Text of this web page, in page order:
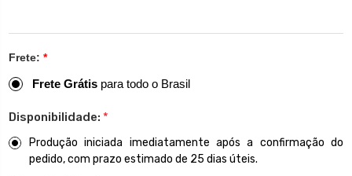
Frete: *
Frete Grátis para todo o Brasil
Disponibilidade: *
Produção iniciada imediatamente após a confirmação do
pedido, com prazo estimado de 25 dias úteis.